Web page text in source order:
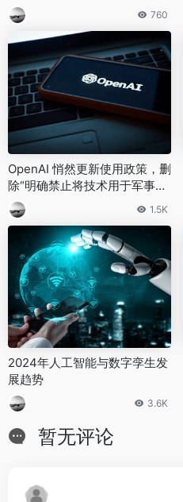
760
OpenAI 悄然更新使用政策，删
除“明确禁止将技术用于军事、
战争”措辞
1.5K
2024年人工智能与数字孪生发
展趋势
3.6K
暂无评论